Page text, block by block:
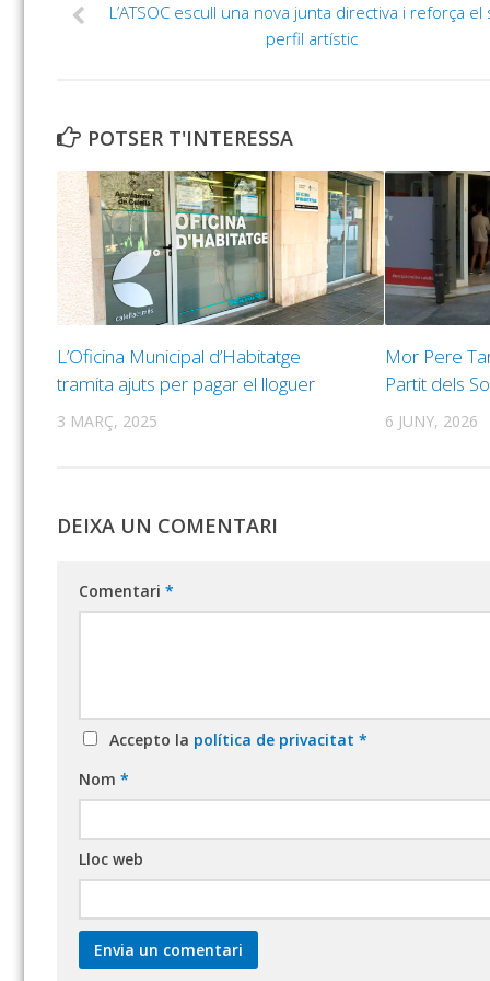
L’ATSOC escull una nova junta directiva i reforça el
perfil artístic
POTSER T'INTERESSA
L’Oficina Municipal d’Habitatge
tramita ajuts per pagar el lloguer
3 MARÇ, 2025
Mor Pere
Partit dels
6 JUNY, 2026
DEIXA UN COMENTARI
Comentari *
Accepto la política de privacitat *
Nom *
Lloc web